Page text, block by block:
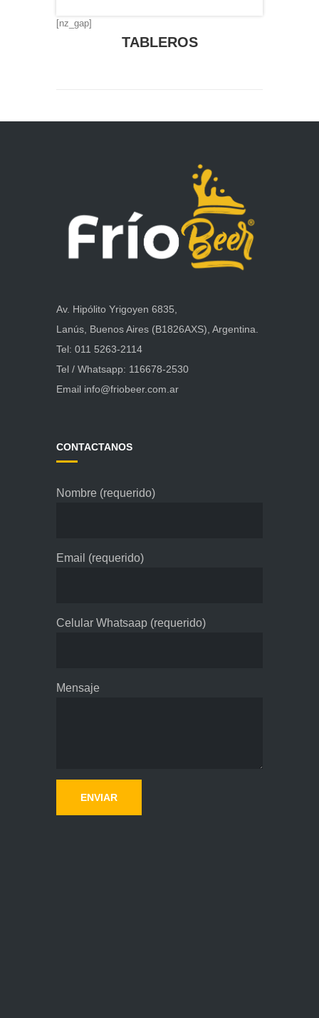
[nz_gap]
TABLEROS
Av. Hipólito Yrigoyen 6835,
Lanús, Buenos Aires (B1826AXS), Argentina.
Tel: 011 5263-2114
Tel / Whatsapp: 116678-2530
Email info@friobeer.com.ar
CONTACTANOS
Nombre (requerido)
Email (requerido)
Celular Whatsaap (requerido)
Mensaje